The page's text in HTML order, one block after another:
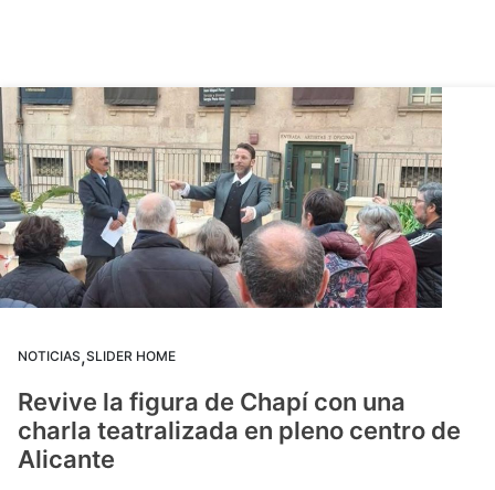
NOTICIAS,SLIDER HOME
Revive la figura de Chapí con una
charla teatralizada en pleno centro de
Alicante